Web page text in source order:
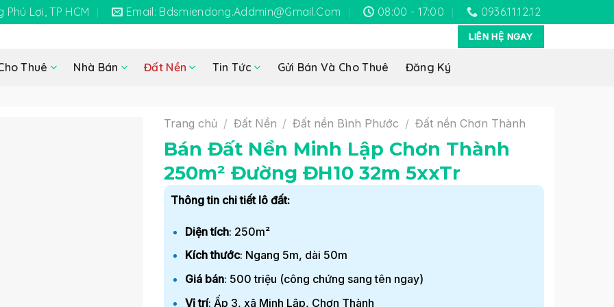
Lợi, TP HCM Email: Bdsmiendong.addmin@gmail.com 08:00 - 17:00 0936.11.12.12
LIÊN HỆ NGAY
Thuê Nhà Bán Đất Nền Tin Tức Gửi Bán Và Cho Thuê Đăng Ký
Trang chủ / Đất Nền / Đất nền Bình Phước / Đất nền Chơn Thành
Bán Đất Nền Minh Lập Chơn Thành
250m² Đường ĐH10 32m 5xxTr
Thông tin chi tiết lô đất:
Diện tích: 250m²
Kích thước: Ngang 5m, dài 50m
Giá bán: 500 triệu (công chứng sang tên ngay)
Vị trí: Ấp 3, xã Minh Lập, Chơn Thành